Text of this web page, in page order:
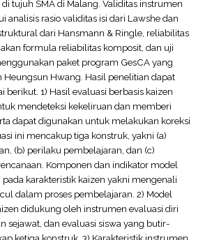
tujuh SMA di Malang. Validitas instrumen
analisis rasio validitas isi dari Lawshe dan
dari Hansmann & Ringle, reliabilitas
formula reliabilitas komposit, dan uji
paket program GesCA yang
Hwang. Hasil penelitian dapat
berikut. 1) Hasil evaluasi berbasis kaizen
mendeteksi kekeliruan dan memberi
dapat digunakan untuk melakukan koreksi
ini mencakup tiga konstruk, yakni (a)
(b) perilaku pembelajaran, dan (c)
Komponen dan indikator model
karakteristik kaizen yakni mengenali
dalam proses pembelajaran. 2) Model
didukung oleh instrumen evaluasi diri
sejawat, dan evaluasi siswa yang butir-